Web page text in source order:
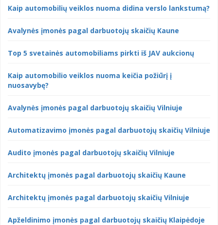
Kaip automobilių veiklos nuoma didina verslo lankstumą?
Avalynės įmonės pagal darbuotojų skaičių Kaune
Top 5 svetainės automobiliams pirkti iš JAV aukcionų
Kaip automobilio veiklos nuoma keičia požiūrį į
nuosavybę?
Avalynės įmonės pagal darbuotojų skaičių Vilniuje
Automatizavimo įmonės pagal darbuotojų skaičių Vilniuje
Audito įmonės pagal darbuotojų skaičių Vilniuje
Architektų įmonės pagal darbuotojų skaičių Kaune
Architektų įmonės pagal darbuotojų skaičių Vilniuje
Apželdinimo įmonės pagal darbuotojų skaičių Klaipėdoje